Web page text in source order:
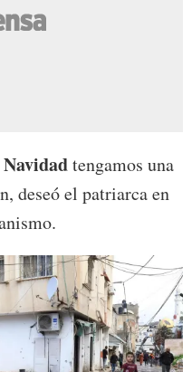
Navidadtengamos una
deseó el patriarca en